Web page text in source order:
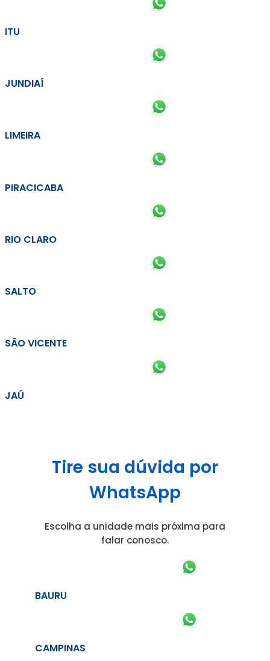
ITU
JUNDIAÍ
LIMEIRA
PIRACICABA
RIO CLARO
SALTO
SÃO VICENTE
JAÚ
Tire sua dúvida por
WhatsApp
Escolha a unidade mais próxima para
falar conosco.
BAURU
CAMPINAS